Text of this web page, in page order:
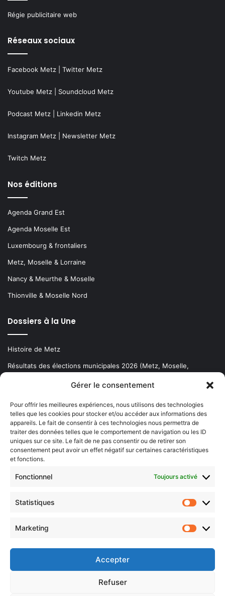
Gérer le consentement
Pour offrir les meilleures expériences, nous utilisons des technologies
telles que les cookies pour stocker et/ou accéder aux informations des
appareils. Le fait de consentir à ces technologies nous permettra de
traiter des données telles que le comportement de navigation ou les ID
uniques sur ce site. Le fait de ne pas consentir ou de retirer son
consentement peut avoir un effet négatif sur certaines caractéristiques
et fonctions.
Fonctionnel Toujours activé
Statistiques
Marketing
Accepter
Refuser
Régie publicitaire web
Réseaux sociaux
Facebook Metz Twitter Metz
Youtube Metz Soundcloud Metz
Podcast Metz Linkedin Metz
Instagram Metz Newsletter Metz
Twitch Metz
Nos éditions
Agenda Grand Est
Agenda Moselle Est
Luxembourg & frontaliers
Metz, Moselle & Lorraine
Nancy & Meurthe & Moselle
Thionville & Moselle Nord
Dossiers à la Une
Histoire de Metz
Résultats des élections municipales 2026 (Metz, Moselle,
Newsletter gratuite
Choisissez : matin, soir ou hebdo ?
votre